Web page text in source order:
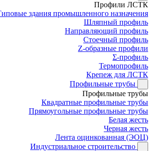
Профили ЛСТК
здания промышленного назначения
Шляпный профиль
Направляющий профиль
Стоечный профиль
Z-образные профили
Σ-профиль
Термопрофиль
Крепеж для ЛСТК
Профильные трубы
Профильные трубы
Квадратные профильные трубы
Прямоугольные профильные трубы
Белая жесть
Черная жесть
Лента оцинкованная (ЭОЦ)
Индустриальное строительство